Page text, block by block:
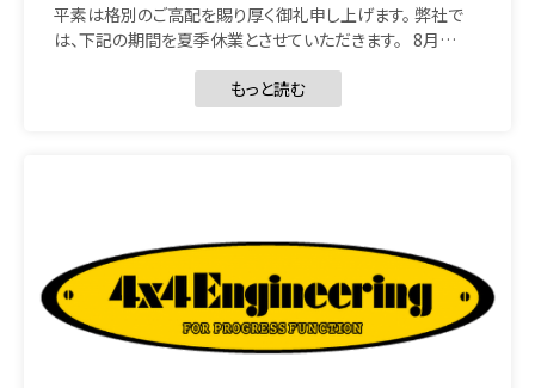
平素は格別のご高配を賜り厚く御礼申し上げます。 弊社で
は、下記の期間を夏季休業とさせていただきます。 8月…
もっと読む